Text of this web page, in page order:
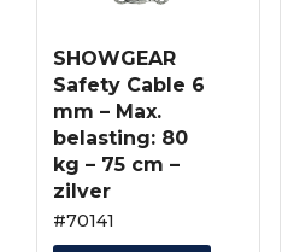
SHOWGEAR
Safety Cable 6
mm – Max.
belasting: 80
kg – 75 cm –
zilver
#70141